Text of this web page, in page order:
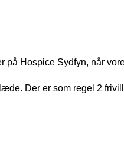
på Hospice Sydfyn, når
Der er som regel 2